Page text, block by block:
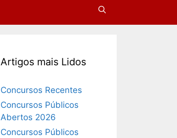
Artigos mais Lidos
Concursos Recentes
Concursos Públicos
Abertos 2026
Concursos Públicos